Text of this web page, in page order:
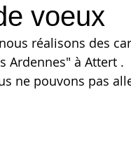
voeux
réalisons des
Ardennes" à Attert .
ne pouvons pas